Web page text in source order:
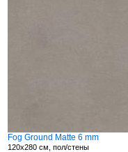
Fog Ground Matte 6 mm
120x280 см, пол/стены